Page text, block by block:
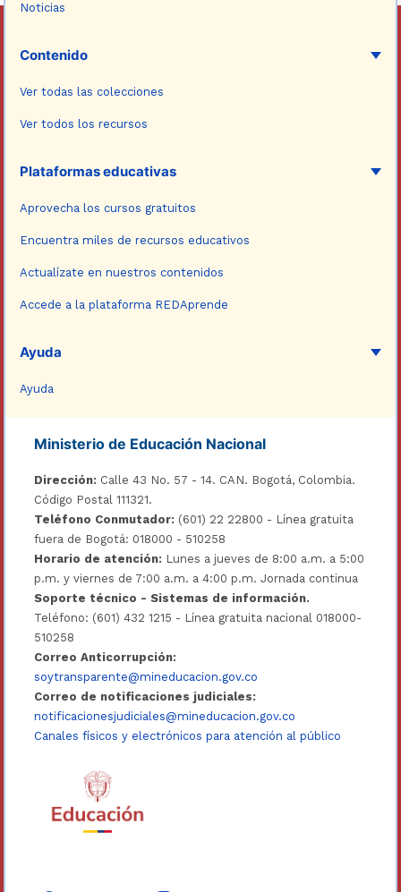
Noticias
Contenido
Ver todas las colecciones
Ver todos los recursos
Plataformas educativas
Aprovecha los cursos gratuitos
Encuentra miles de recursos educativos
Actualízate en nuestros contenidos
Accede a la plataforma REDAprende
Ayuda
Ayuda
Ministerio de Educación Nacional
Dirección: Calle 43 No. 57 - 14. CAN. Bogotá, Colombia.
Código Postal 111321.
Teléfono Conmutador: (601) 22 22800 - Línea gratuita
fuera de Bogotá: 018000 - 510258
Horario de atención: Lunes a jueves de 8:00 a.m. a 5:00
p.m. y viernes de 7:00 a.m. a 4:00 p.m. Jornada continua
Soporte técnico - Sistemas de información.
Teléfono: (601) 432 1215 - Línea gratuita nacional 018000-
510258
Correo Anticorrupción:
soytransparente@mineducacion.gov.co
Correo de notificaciones judiciales:
notificacionesjudiciales@mineducacion.gov.co
Canales físicos y electrónicos para atención al público